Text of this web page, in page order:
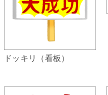
ドッキリ（看板）